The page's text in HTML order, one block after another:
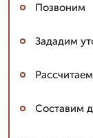
Позвоним
Зададим
Составим